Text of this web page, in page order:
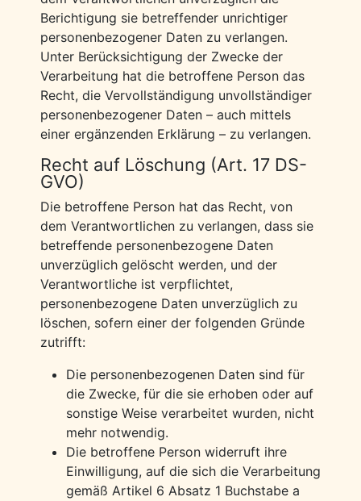
Berichtigung sie betreffender unrichtiger
personenbezogener Daten zu verlangen.
Unter Berücksichtigung der Zwecke der
Verarbeitung hat die betroffene Person das
Recht, die Vervollständigung unvollständiger
personenbezogener Daten – auch mittels
einer ergänzenden Erklärung – zu verlangen.
Recht auf Löschung (Art. 17 DS-
GVO)
Die betroffene Person hat das Recht, von
dem Verantwortlichen zu verlangen, dass sie
betreffende personenbezogene Daten
unverzüglich gelöscht werden, und der
Verantwortliche ist verpflichtet,
personenbezogene Daten unverzüglich zu
löschen, sofern einer der folgenden Gründe
zutrifft:
Die personenbezogenen Daten sind für
die Zwecke, für die sie erhoben oder auf
sonstige Weise verarbeitet wurden, nicht
mehr notwendig.
Die betroffene Person widerruft ihre
Einwilligung, auf die sich die Verarbeitung
gemäß Artikel 6 Absatz 1 Buchstabe a